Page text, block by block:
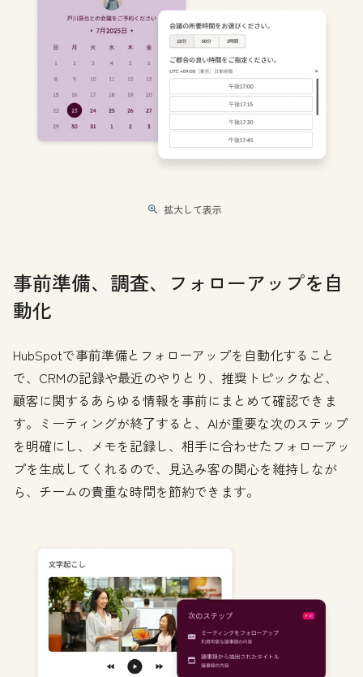
拡大して表示
事前準備、調査、フォローアップを自
動化
HubSpotで事前準備とフォローアップを自動化すること
で、CRMの記録や最近のやりとり、推奨トピックなど、
顧客に関するあらゆる情報を事前にまとめて確認できま
す。ミーティングが終了すると、AIが重要な次のステップ
を明確にし、メモを記録し、相手に合わせたフォローアッ
プを生成してくれるので、見込み客の関心を維持しなが
ら、チームの貴重な時間を節約できます。